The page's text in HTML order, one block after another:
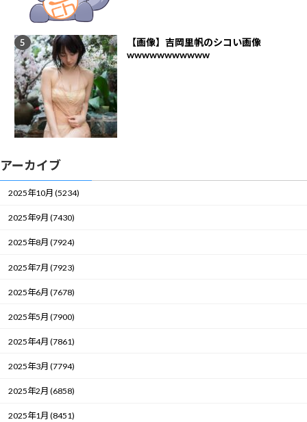
【画像】吉岡里帆のシコい画像
wwwwwwwwwww
アーカイブ
2025年10月 (5234)
2025年9月 (7430)
2025年8月 (7924)
2025年7月 (7923)
2025年6月 (7678)
2025年5月 (7900)
2025年4月 (7861)
2025年3月 (7794)
2025年2月 (6858)
2025年1月 (8451)